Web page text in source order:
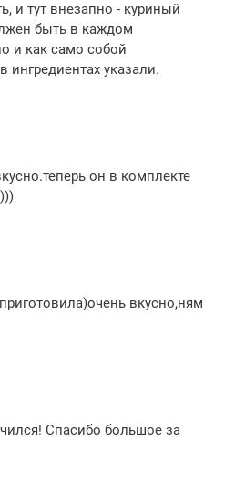
и тут внезапно - куриный
быть в каждом
и как само собой
указали.
он в комплекте
вкусно,ням
Спасибо большое за